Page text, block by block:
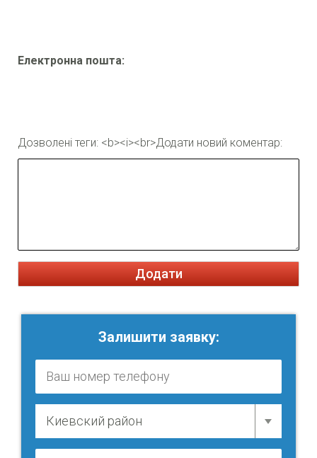
Електронна пошта:
Дозволені теги: <b><i><br>Додати новий коментар:
Додати
Залишити заявку: